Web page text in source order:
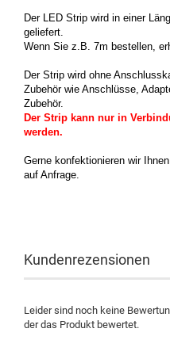
Der LED Strip wird in einer
geliefert.
Wenn Sie z.B. 7m bestellen,
Der Strip wird ohne
Zubehör wie Anschlüsse,
Zubehör.
Der Strip kann nur in
werden.
Gerne konfektionieren wir
auf Anfrage.
Kundenrezensionen
Leider sind noch keine
der das Produkt bewertet.